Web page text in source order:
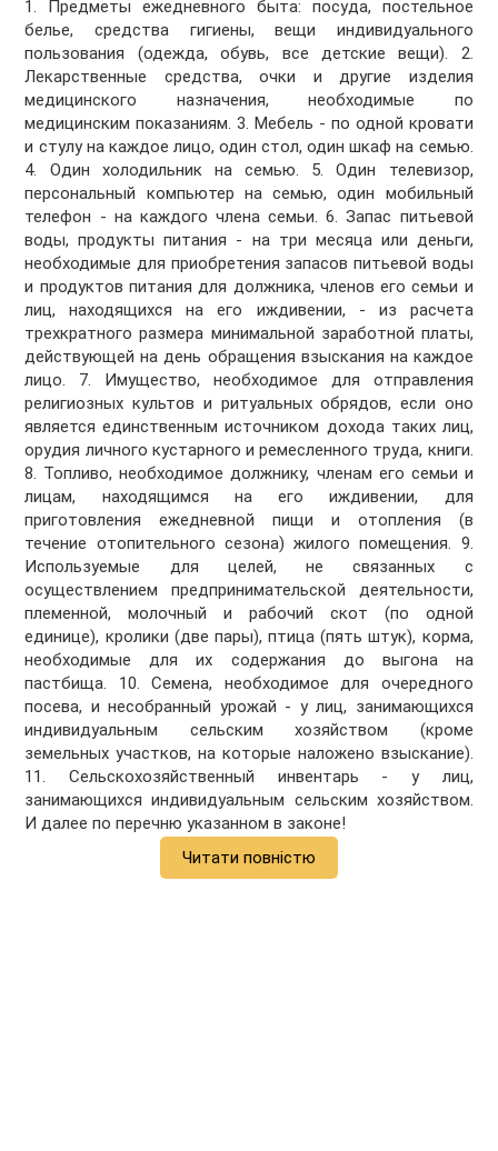
1. Предметы ежедневного быта: посуда, постельное
белье, средства гигиены, вещи индивидуального
пользования (одежда, обувь, все детские вещи). 2.
Лекарственные средства, очки и другие изделия
медицинского назначения, необходимые по
медицинским показаниям. 3. Мебель - по одной кровати
и стулу на каждое лицо, один стол, один шкаф на семью.
4. Один холодильник на семью. 5. Один телевизор,
персональный компьютер на семью, один мобильный
телефон - на каждого члена семьи. 6. Запас питьевой
воды, продукты питания - на три месяца или деньги,
необходимые для приобретения запасов питьевой воды
и продуктов питания для должника, членов его семьи и
лиц, находящихся на его иждивении, - из расчета
трехкратного размера минимальной заработной платы,
действующей на день обращения взыскания на каждое
лицо. 7. Имущество, необходимое для отправления
религиозных культов и ритуальных обрядов, если оно
является единственным источником дохода таких лиц,
орудия личного кустарного и ремесленного труда, книги.
8. Топливо, необходимое должнику, членам его семьи и
лицам, находящимся на его иждивении, для
приготовления ежедневной пищи и отопления (в
течение отопительного сезона) жилого помещения. 9.
Используемые для целей, не связанных с
осуществлением предпринимательской деятельности,
племенной, молочный и рабочий скот (по одной
единице), кролики (две пары), птица (пять штук), корма,
необходимые для их содержания до выгона на
пастбища. 10. Семена, необходимое для очередного
посева, и несобранный урожай - у лиц, занимающихся
индивидуальным сельским хозяйством (кроме
земельных участков, на которые наложено взыскание).
11. Сельскохозяйственный инвентарь - у лиц,
занимающихся индивидуальным сельским хозяйством.
И далее по перечню указанном в законе!
Читати повністю